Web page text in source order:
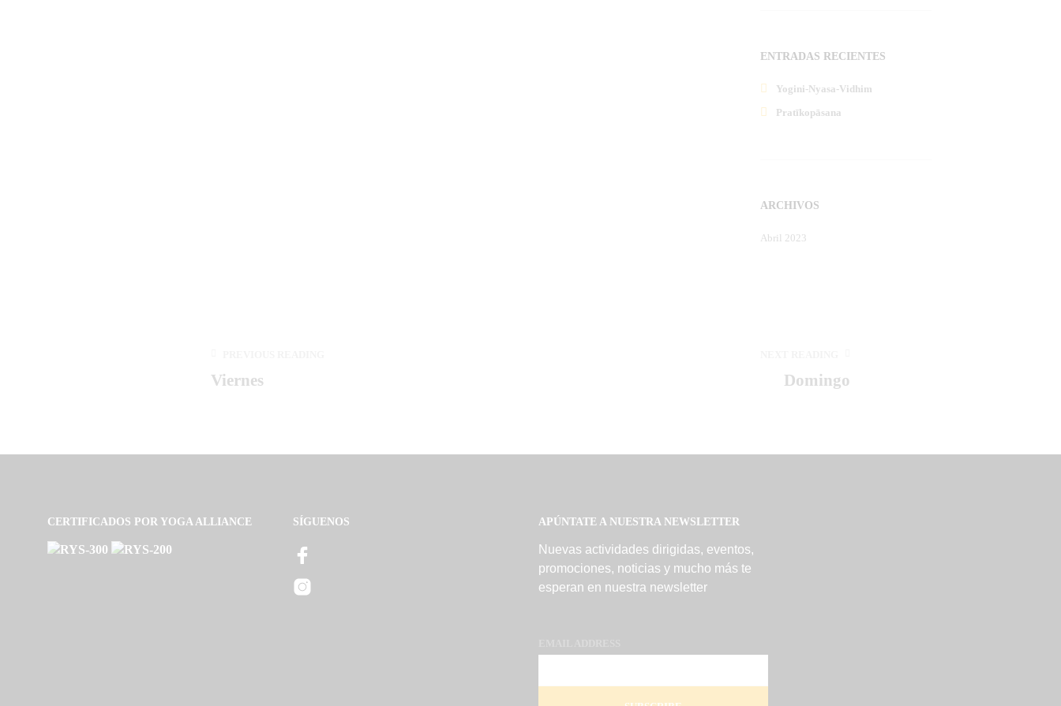
ENTRADAS RECIENTES
Yogini-Nyasa-Vidhim
Pratīkopāsana
ARCHIVOS
Abril 2023
Viernes Domingo
CERTIFICADOS POR YOGA ALLIANCE SÍGUENOS APÚNTATE A NUESTRA NEWSLETTER
Nuevas actividades dirigidas, eventos,
promociones, noticias y mucho más te
esperan en nuestra newsletter